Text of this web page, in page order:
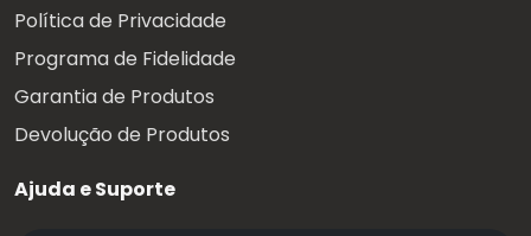
Política de Privacidade
Programa de Fidelidade
Garantia de Produtos
Devolução de Produtos
Ajuda e Suporte